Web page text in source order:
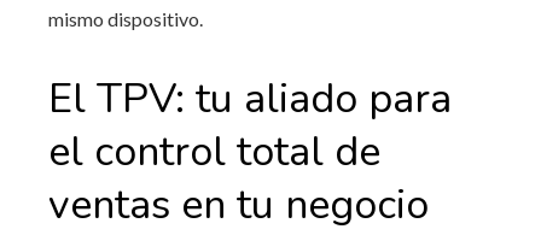
mismo dispositivo.
El TPV: tu aliado para
el control total de
ventas en tu negocio